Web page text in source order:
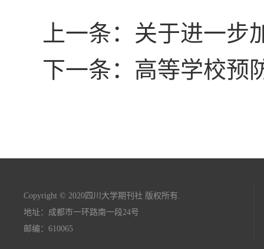
上一条：关于进一
下一条：高等学校预
Copyright © 2020四川大学期刊社 版权所有.
地址：成都市一环路南一段24号
邮编：610065